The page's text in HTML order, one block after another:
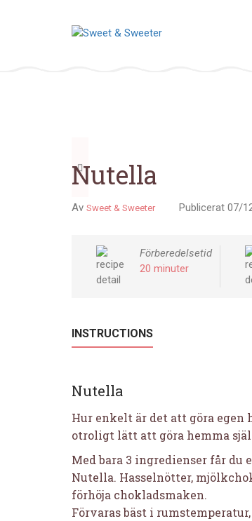
Nutella
Av Sweet & Sweeter Publicerat 07/
Förberedelsetid
20 minuter
INSTRUCTIONS
Nutella
Hur enkelt är det att göra egen
otroligt lätt att göra hemma
Med bara 3 ingredienser får du
Nutella. Hasselnötter,
förhöja chokladsmaken.
Förvaras bäst i